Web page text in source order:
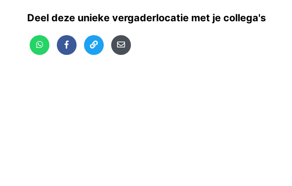
Deel deze unieke vergaderlocatie met je collega's